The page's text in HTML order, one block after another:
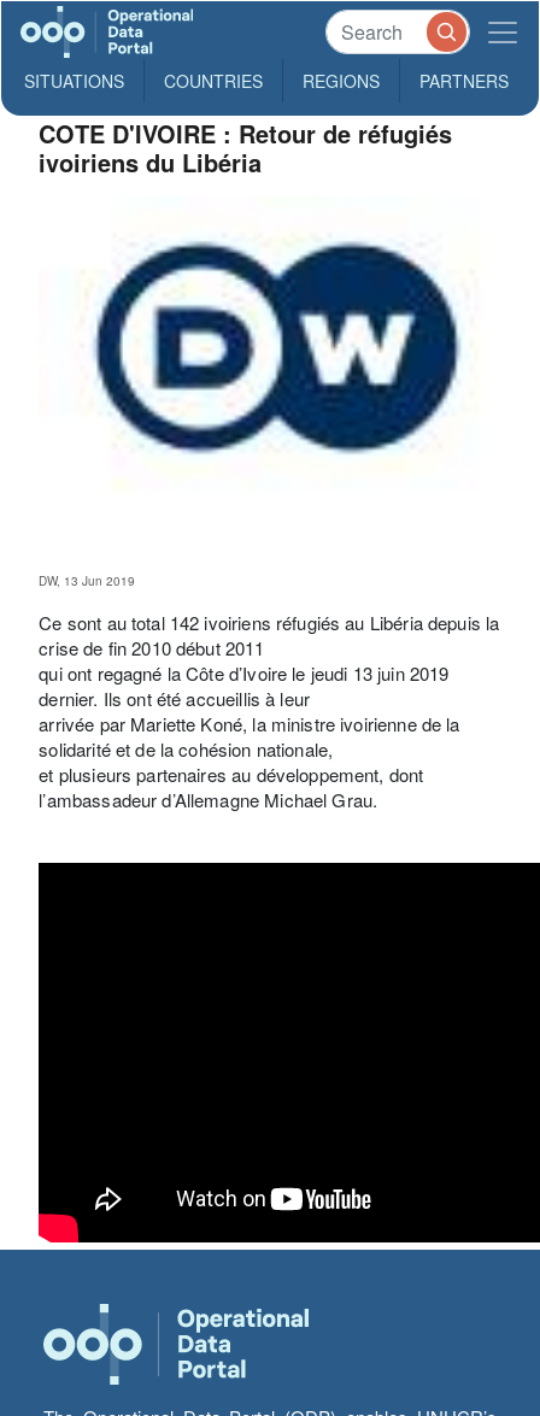
SITUATIONS COUNTRIES REGIONS PARTNERS
COTE D'IVOIRE : Retour de réfugiés
ivoiriens du Libéria
DW, 13 Jun 2019
Ce sont au total 142 ivoiriens réfugiés au Libéria depuis la
crise de fin 2010 début 2011
qui ont regagné la Côte d’Ivoire le jeudi 13 juin 2019
dernier. Ils ont été accueillis à leur
arrivée par Mariette Koné, la ministre ivoirienne de la
solidarité et de la cohésion nationale,
et plusieurs partenaires au développement, dont
l’ambassadeur d’Allemagne Michael Grau.